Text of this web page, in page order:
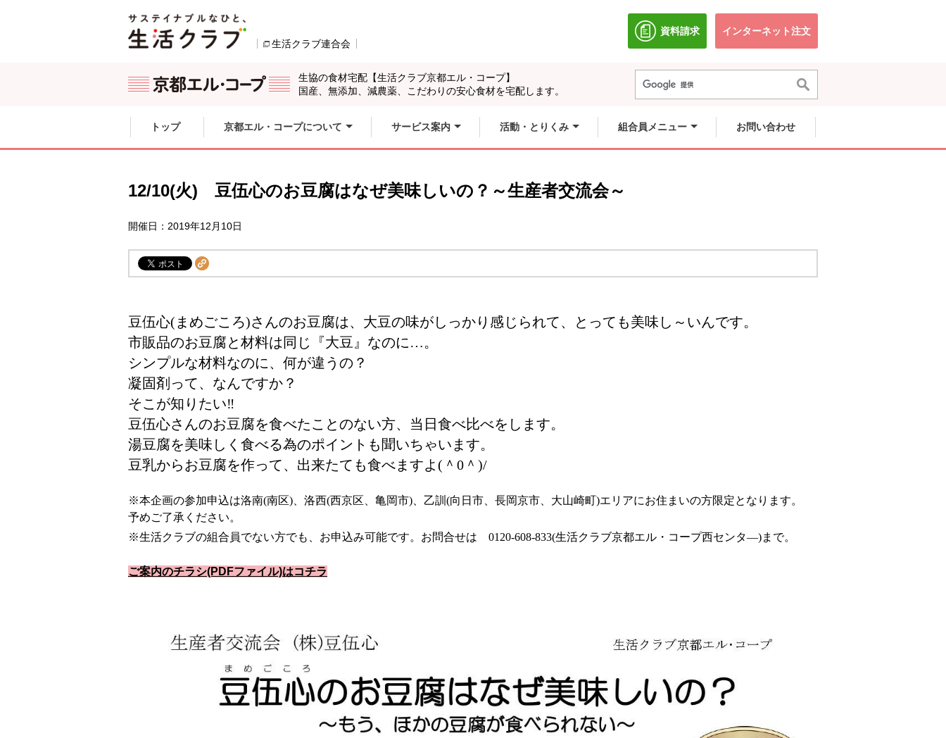
生活クラブ連合会
資料請求
別のウィンドウで開きます。
インターネット注文別のウィンドウで開きます。
生協の食材宅配【生活クラブ京都エル・コープ】
国産、無添加、減農薬、こだわりの安心食材を宅配します。
ここからサイト内共通メニューです。
サイト内共通メニューをスキップする
トップ 京都エル・コープについて サービス案内 活動・とりくみ 組合員メニュー お問い合わせ
12/10(火) 豆伍心のお豆腐はなぜ美味しいの？～生産者交流会～
開催日：2019年12月10日
豆伍心(まめごころ)さんのお豆腐は、大豆の味がしっかり感じられて、とっても美味し～いんです。
市販品のお豆腐と材料は同じ『大豆』なのに…。
シンプルな材料なのに、何が違うの？
凝固剤って、なんですか？
そこが知りたい‼
豆伍心さんのお豆腐を食べたことのない方、当日食べ比べをします。
湯豆腐を美味しく食べる為のポイントも聞いちゃいます。
豆乳からお豆腐を作って、出来たても食べますよ(＾0＾)/
※本企画の参加申込は洛南(南区)、洛西(西京区、亀岡市)、乙訓(向日市、長岡京市、大山崎町)エリアにお住まいの方限定となります。
予めご了承ください。
※生活クラブの組合員でない方でも、お申込み可能です。お問合せは 0120-608-833(生活クラブ京都エル・コープ西センタ―)まで。
ご案内のチラシ(PDFファイル)はコチラ